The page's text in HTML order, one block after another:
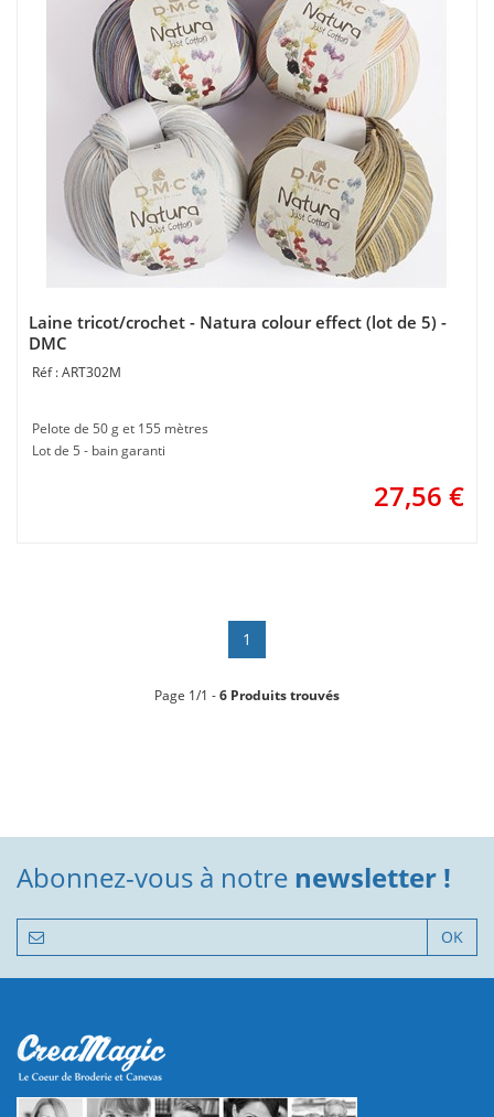
Laine tricot/crochet - Natura colour effect (lot de 5) -
DMC
ART302M
Pelote de 50 g et 155 mètres
Lot de 5 - bain garanti
27,56 €
1
Page 1/1 -6 Produits trouvés
Abonnez-vous à notre newsletter !
OK